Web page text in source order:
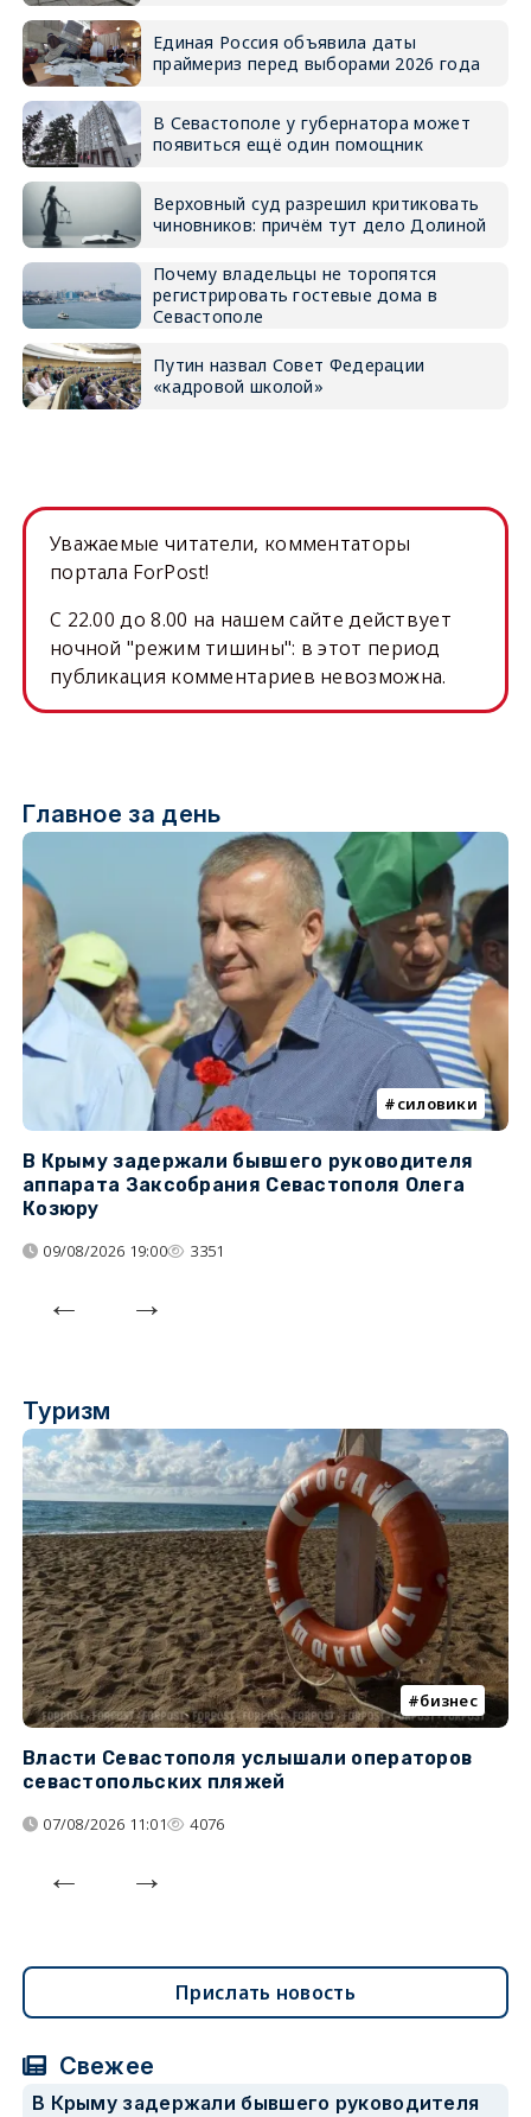
Единая Россия объявила даты
праймериз перед выборами 2026 года
В Севастополе у губернатора может
появиться ещё один помощник
Верховный суд разрешил критиковать
чиновников: причём тут дело Долиной
Почему владельцы не торопятся
регистрировать гостевые дома в
Севастополе
Путин назвал Совет Федерации
«кадровой школой»
Уважаемые читатели, комментаторы
портала ForPost!
C 22.00 до 8.00 на нашем сайте действует
ночной "режим тишины": в этот период
публикация комментариев невозможна.
Главное за день
силовики
В Крыму задержали бывшего руководителя
аппарата Заксобрания Севастополя Олега
Козюру
09/08/2026 19:00 3351
Туризм
бизнес
Власти Севастополя услышали операторов
севастопольских пляжей
07/08/2026 11:01 4076
Прислать новость
Свежее
В Крыму задержали бывшего руководителя